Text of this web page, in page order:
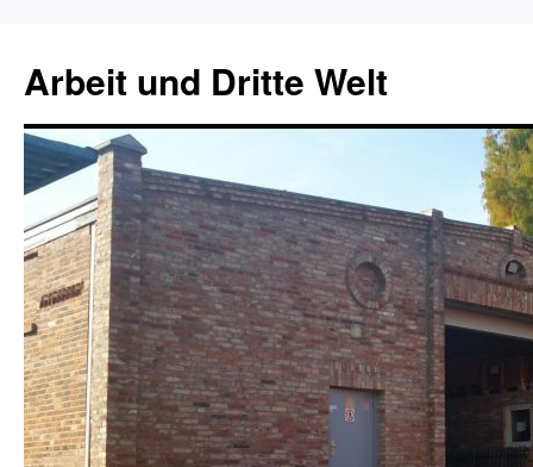
springen
Arbeit und Dritte Welt